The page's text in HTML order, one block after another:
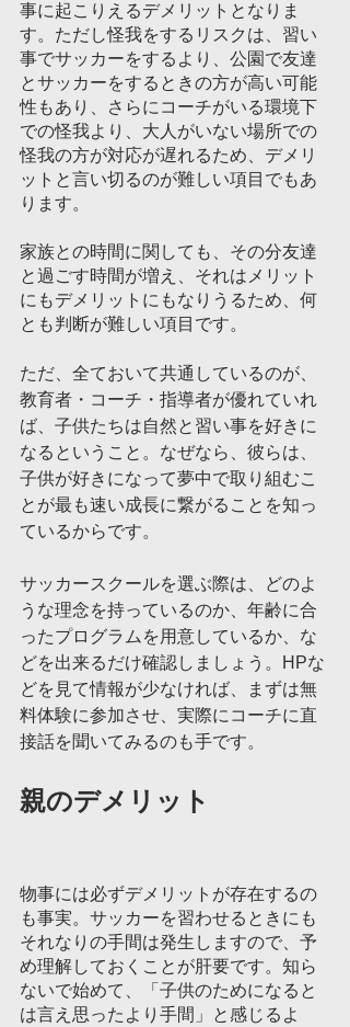
事に起こりえるデメリットとなりま
す。ただし怪我をするリスクは、習い
事でサッカーをするより、公園で友達
とサッカーをするときの方が高い可能
性もあり、さらにコーチがいる環境下
での怪我より、大人がいない場所での
怪我の方が対応が遅れるため、デメリ
ットと言い切るのが難しい項目でもあ
ります。
家族との時間に関しても、その分友達
と過ごす時間が増え、それはメリット
にもデメリットにもなりうるため、何
とも判断が難しい項目です。
ただ、全ておいて共通しているのが、
教育者・コーチ・指導者が優れていれ
ば、子供たちは自然と習い事を好きに
なるということ。なぜなら、彼らは、
子供が好きになって夢中で取り組むこ
とが最も速い成長に繋がることを知っ
ているからです。
サッカースクールを選ぶ際は、どのよ
うな理念を持っているのか、年齢に合
ったプログラムを用意しているか、な
どを出来るだけ確認しましょう。HPな
どを見て情報が少なければ、まずは無
料体験に参加させ、実際にコーチに直
接話を聞いてみるのも手です。
親のデメリット
物事には必ずデメリットが存在するの
も事実。サッカーを習わせるときにも
それなりの手間は発生しますので、予
め理解しておくことが肝要です。知ら
ないで始めて、「子供のためになると
は言え思ったより手間」と感じるよ